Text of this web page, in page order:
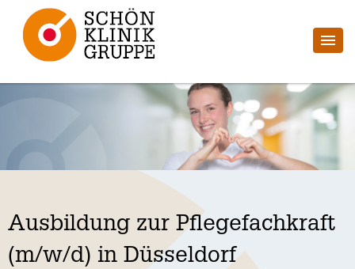
Ausbildung zur Pflegefachkraft
(m/w/d) in Düsseldorf